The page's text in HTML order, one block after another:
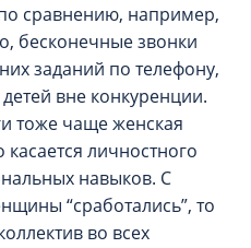
сравнению, например,
бесконечные звонки
заданий по телефону,
вне конкуренции.
тоже чаще женская
личностного
навыков. С
“сработались”, то
во всех